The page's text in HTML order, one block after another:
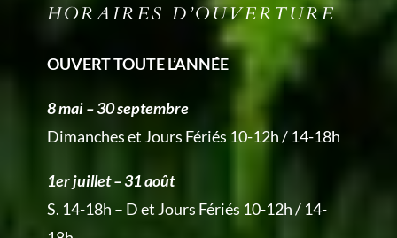
HORAIRES D’OUVERTURE
OUVERT TOUTE L’ANNÉE
8 mai – 30 septembre
Dimanches et Jours Fériés 10-12h / 14-18h
1er juillet – 31 août
S. 14-18h – D et Jours Fériés 10-12h / 14-